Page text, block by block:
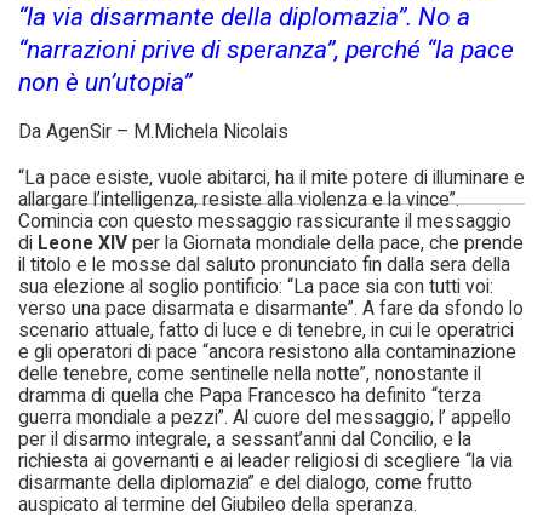
“la via disarmante della diplomazia”. No a
“narrazioni prive di speranza”, perché “la pace
non è un’utopia”
Da AgenSir – M.Michela Nicolais
“La pace esiste, vuole abitarci, ha il mite potere di illuminare e
allargare l’intelligenza, resiste alla violenza e la vince”.
Comincia con questo messaggio rassicurante il messaggio
di Leone XIV per la Giornata mondiale della pace, che prende
il titolo e le mosse dal saluto pronunciato fin dalla sera della
sua elezione al soglio pontificio: “La pace sia con tutti voi:
verso una pace disarmata e disarmante”. A fare da sfondo lo
scenario attuale, fatto di luce e di tenebre, in cui le operatrici
e gli operatori di pace “ancora resistono alla contaminazione
delle tenebre, come sentinelle nella notte”, nonostante il
dramma di quella che Papa Francesco ha definito “terza
guerra mondiale a pezzi”. Al cuore del messaggio, l’ appello
per il disarmo integrale, a sessant’anni dal Concilio, e la
richiesta ai governanti e ai leader religiosi di scegliere “la via
disarmante della diplomazia” e del dialogo, come frutto
auspicato al termine del Giubileo della speranza.